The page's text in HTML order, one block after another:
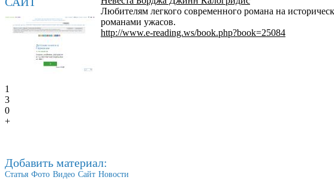
Любителям легкого современного романа на
романами ужасов.
http://www.e-reading.ws/book.php?book=25084
1
3
0
+
Добавить материал:
Статья Фото Видео Сайт Новости